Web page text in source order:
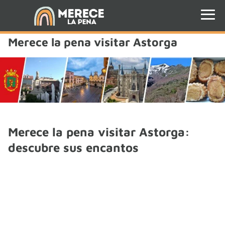
Merece la pena visitar Astorga
Merece la pena visitar Astorga:
descubre sus encantos